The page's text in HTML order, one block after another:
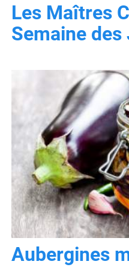
Les Maîtres
Semaine des
Aubergines